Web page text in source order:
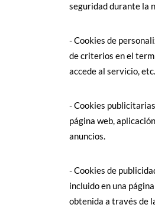
seguridad durante la
- Cookies de
de criterios en el
accede al servicio, etc.
- Cookies
página web,
anuncios.
- Cookies de
incluido en una
obtenida a través de